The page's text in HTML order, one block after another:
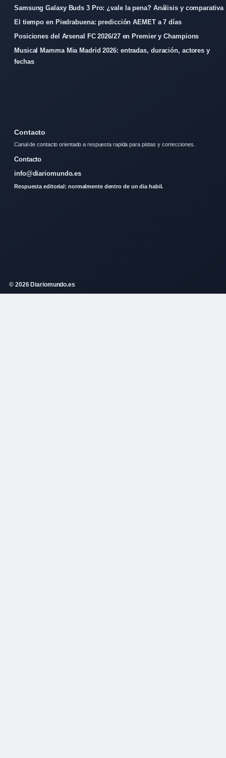
Samsung Galaxy Buds 3 Pro: ¿vale la pena? Análisis y comparativa
El tiempo en Piedrabuena: predicción AEMET a 7 días
Posiciones del Arsenal FC 2026/27 en Premier y Champions
Musical Mamma Mia Madrid 2026: entradas, duración, actores y
fechas
Contacto
Canal de contacto orientado a respuesta rapida para pistas y correcciones.
Contacto
info@diariomundo.es
Respuesta editorial: normalmente dentro de un dia habil.
© 2026 Diariomundo.es